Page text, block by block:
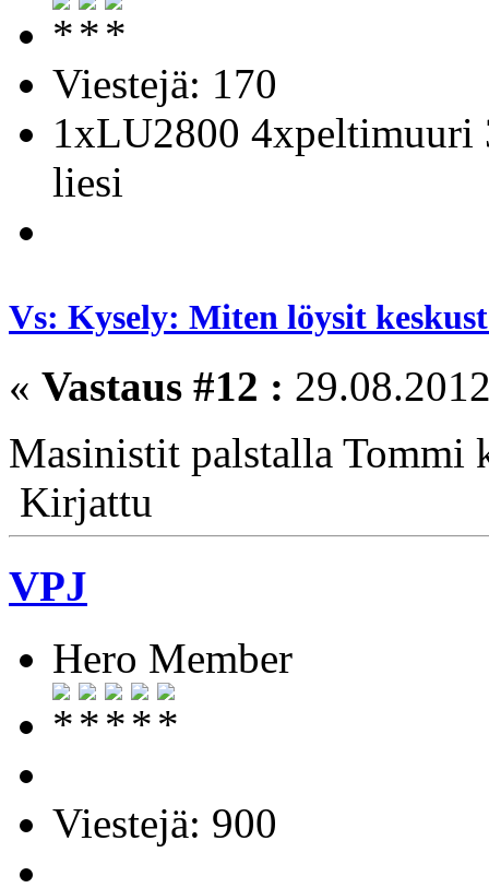
Viestejä: 170
1xLU2800
liesi
Vs: Kysely: Miten löysit
« Vastaus #12 :
Masinistit palstalla Tommi
Kirjattu
VPJ
Hero Member
Viestejä: 900